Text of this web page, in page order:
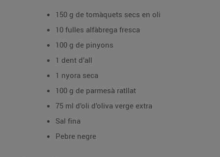
150 g de tomàquets secs en oli
10 fulles alfàbrega fresca
100 g de pinyons
1 dent d’all
1 nyora seca
100 g de parmesà ratllat
75 ml d’oli d’oliva verge extra
Sal fina
Pebre negre